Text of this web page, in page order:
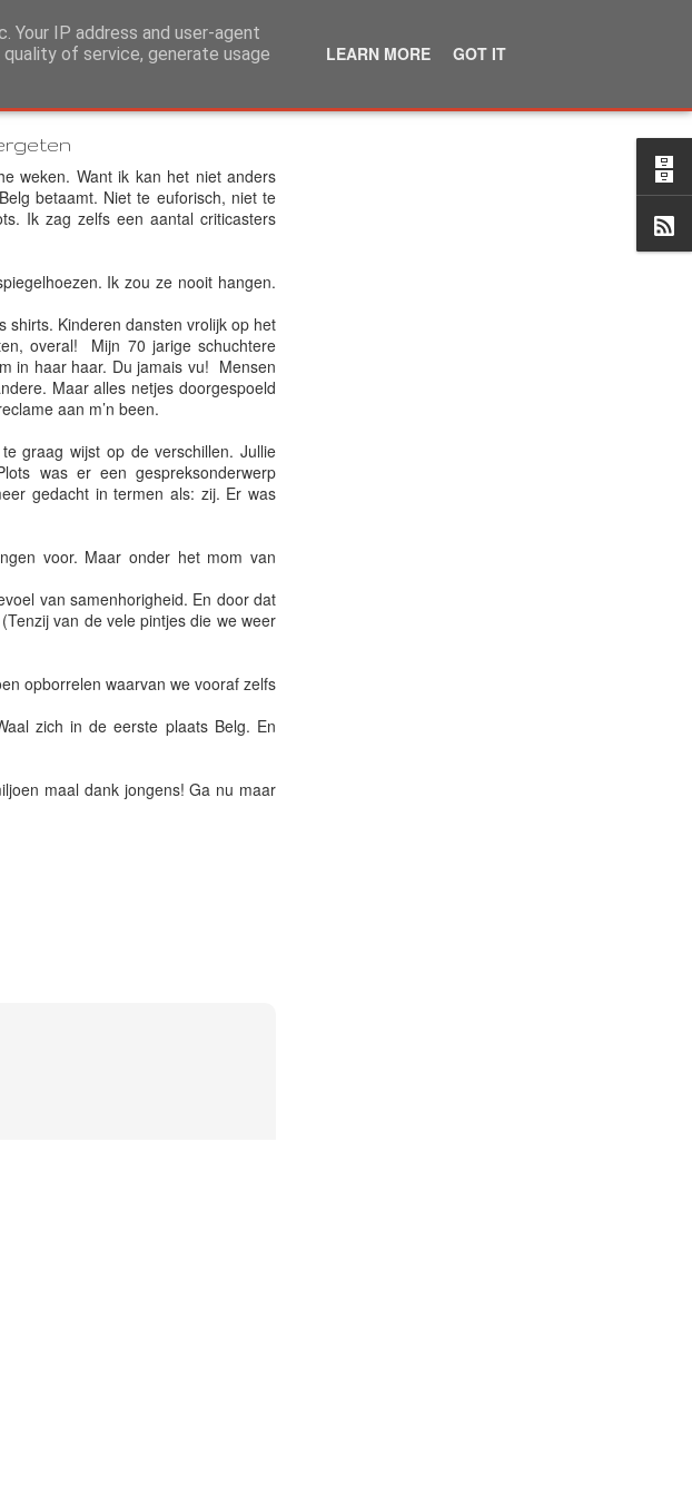
IP address and user-agent
of service, generate usage
LEARN MORE GOT IT
weken. Want ik kan het niet anders
betaamt. Niet te euforisch, niet te
Ik zag zelfs een aantal criticasters
Ik zou ze nooit hangen.
shirts. Kinderen dansten vrolijk op het
overal! Mijn 70 jarige schuchtere
in haar haar. Du jamais vu! Mensen
Maar alles netjes doorgespoeld
aan m’n been.
graag wijst op de verschillen. Jullie
was er een gespreksonderwerp
gedacht in termen als: zij. Er was
voor. Maar onder het mom van
van samenhorigheid. En door dat
van de vele pintjes die we weer
opborrelen waarvan we vooraf zelfs
zich in de eerste plaats Belg. En
maal dank jongens! Ga nu maar